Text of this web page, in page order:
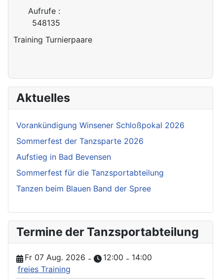
Aufrufe:
548135
Training Turnierpaare
Aktuelles
Vorankündigung Winsener Schloßpokal 2026
Sommerfest der Tanzsparte 2026
Aufstieg in Bad Bevensen
Sommerfest für die Tanzsportabteilung
Tanzen beim Blauen Band der Spree
Termine der Tanzsportabteilung
Fr 07 Aug. 2026 - 12:00 - 14:00
freies Training